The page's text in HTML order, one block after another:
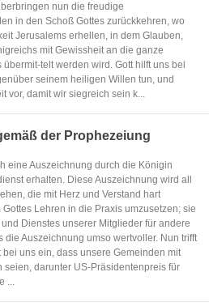
nun die freudige
in den Schoß Gottes zurückkehren, wo
Jerusalems erhellen, in dem Glauben,
mit Gewissheit an die ganze
telt werden wird. Gott hilft uns bei
seinem heiligen Willen tun, und
vor, damit wir siegreich sein k...
der Prophezeiung
eine Auszeichnung durch die Königin
erhalten. Diese Auszeichnung wird all
die mit Herz und Verstand hart
Lehren in die Praxis umzusetzen; sie
Dienstes unserer Mitglieder für andere
Auszeichnung umso wertvoller. Nun trifft
uns ein, dass unsere Gemeinden mit
darunter US-Präsidentenpreis für
...